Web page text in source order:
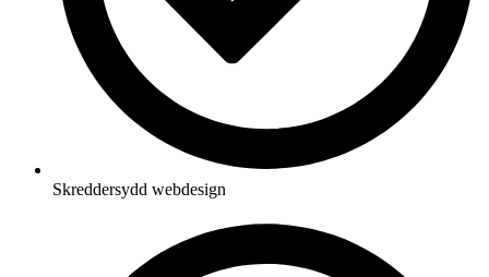
Skreddersydd webdesign